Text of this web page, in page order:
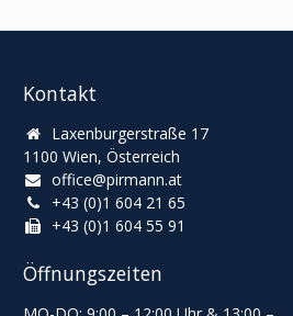
Kontakt
Laxenburgerstraße 17
1100 Wien, Österreich
office@pirmann.at
+43 (0)1 604 21 65
+43 (0)1 604 55 91
Öffnungszeiten